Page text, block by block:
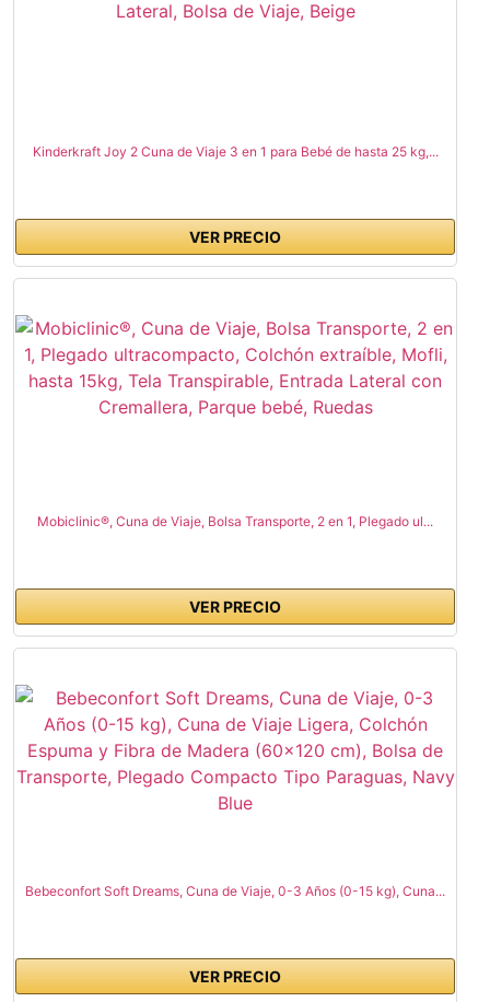
Kinderkraft Joy 2 Cuna de Viaje 3 en 1 para Bebé de hasta 25 kg,...
VER PRECIO
Mobiclinic®, Cuna de Viaje, Bolsa Transporte, 2 en 1, Plegado ul...
VER PRECIO
Bebeconfort Soft Dreams, Cuna de Viaje, 0-3 Años (0-15 kg), Cuna...
VER PRECIO